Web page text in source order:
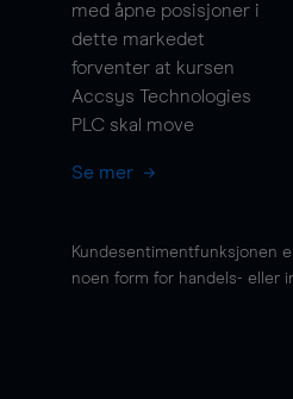
med åpne posisjoner i
dette markedet
forventer at kursen
Accsys Technologies
PLC skal move
Se mer
Kundesentimentfunksjonen
noen form for handels- eller